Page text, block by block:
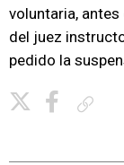
voluntaria,
del juez
pedido la